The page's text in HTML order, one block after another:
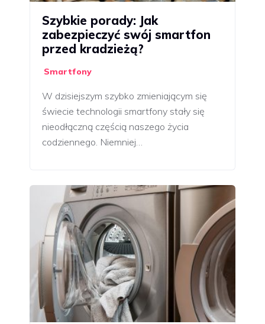
Szybkie porady: Jak
zabezpieczyć swój smartfon
przed kradzieżą?
Smartfony
W dzisiejszym szybko zmieniającym się
świecie technologii smartfony stały się
nieodłączną częścią naszego życia
codziennego. Niemniej…